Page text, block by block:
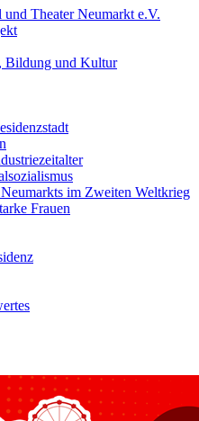
Theater Neumarkt e.V.
Bildung und Kultur
im Zweiten Weltkrieg
Frauen